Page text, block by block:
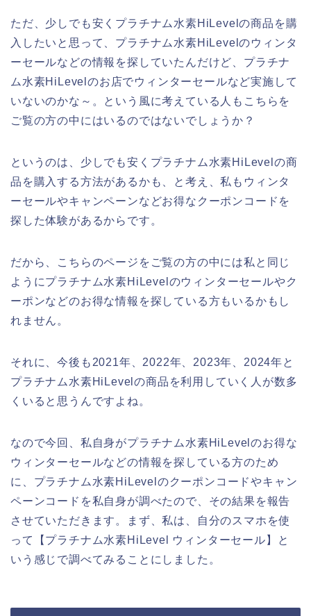
ただ、少しでも安くプラチナム水素HiLevelの商品を購
入したいと思って、プラチナム水素HiLevelのウィンタ
ーセールなどの情報を探していたんだけど、プラチナ
ム水素HiLevelのお店でウィンターセールなど実施して
いないのかな～。という風に考えている人もこちらを
ご覧の方の中にはいるのではないでしょうか？
というのは、少しでも安くプラチナム水素HiLevelの商
品を購入する方法があるかも、と考え、私もウィンタ
ーセールやキャンペーンなどお得なクーポンコードを
探した体験があるからです。
だから、こちらのページをご覧の方の中には私と同じ
ようにプラチナム水素HiLevelのウィンターセールやク
ーポンなどのお得な情報を探している方もいるかもし
れません。
それに、今後も2021年、2022年、2023年、2024年と
プラチナム水素HiLevelの商品を利用していく人が数多
くいると思うんですよね。
なので今回、私自身がプラチナム水素HiLevelのお得な
ウィンターセールなどの情報を探している方のため
に、プラチナム水素HiLevelのクーポンコードやキャン
ペーンコードを私自身が調べたので、その結果を報告
させていただきます。まず、私は、自分のスマホを使
って【プラチナム水素HiLevel ウィンターセール】と
いう感じで調べてみることにしました。